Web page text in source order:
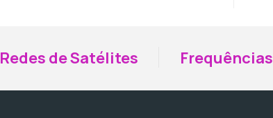
Redes de Satélites Frequências